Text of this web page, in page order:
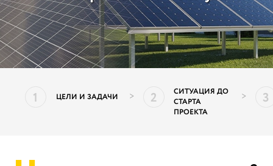
1 ЦЕЛИ И ЗАДАЧИ > 2
СИТУАЦИЯ ДО
СТАРТА
ПРОЕКТА
> 3